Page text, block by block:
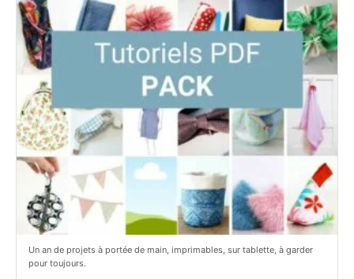
t
C
t
r
o
n
/
i
i
t
r
o
n
Un an de projets à portée de main, imprimables, sur tablette, à garder
pour toujours.